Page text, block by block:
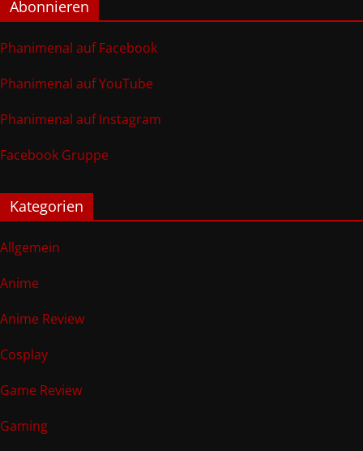
Abonnieren
Phanimenal auf Facebook
Phanimenal auf YouTube
Phanimenal auf Instagram
Facebook Gruppe
Kategorien
Allgemein
Anime
Anime Review
Cosplay
Game Review
Gaming